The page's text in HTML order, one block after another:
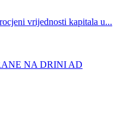
vrijednosti kapitala u...
NA DRINI AD